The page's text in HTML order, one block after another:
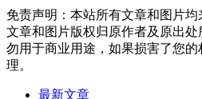
免责声明：本站所有文章和图片均
文章和图片版权归原作者及原出
勿用于商业用途，如果损害了您
理。
最新文章